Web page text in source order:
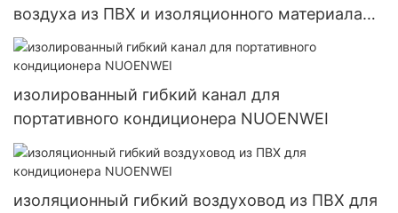
воздуха из ПВХ и изоляционного материала
для зерноохладителя NUOENWEI
изолированный гибкий канал для
портативного кондиционера NUOENWEI
изоляционный гибкий воздуховод из ПВХ для